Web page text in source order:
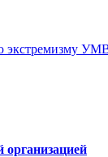
экстремизму
организацией